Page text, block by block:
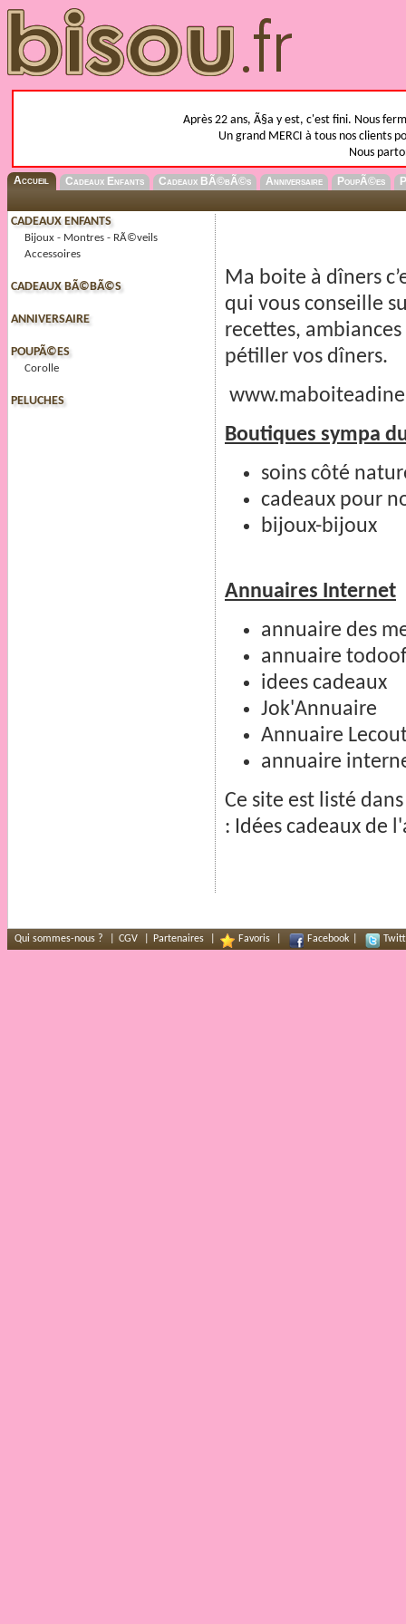
Après 22 ans, Ã§a y est, c'est fini. Nous
Un grand MERCI à tous nos clients
Nous
Accueil Cadeaux Enfants Cadeaux BÃ©bÃ©s Anniversaire PoupÃ©es
CADEAUX ENFANTS
Bijoux - Montres - RÃ©veils
Accessoires
CADEAUX BÃ©BÃ©S
ANNIVERSAIRE
POUPÃ©ES
Corolle
PELUCHES
Ma boite à dîners
qui vous conseille
recettes,
pétiller vos dîners.
Boutiques sympa
soins côté
cadeaux pour
bijoux-bijoux
Annuaires Internet
annuaire des
annuaire
idees cadeaux
Jok'Annuaire
Annuaire
annuaire
Ce site est listé
: Idées cadeaux de
Qui sommes-nous ? CGV Partenaires Favoris Facebook